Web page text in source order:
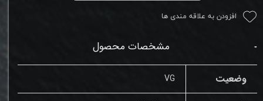
افزودن به علاقه مندی ها
مشخصات محصول
وضعیت VG